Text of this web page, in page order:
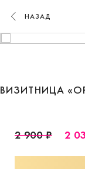
НАЗАД
ВИЗИТНИЦА
2 900 ₽ 2